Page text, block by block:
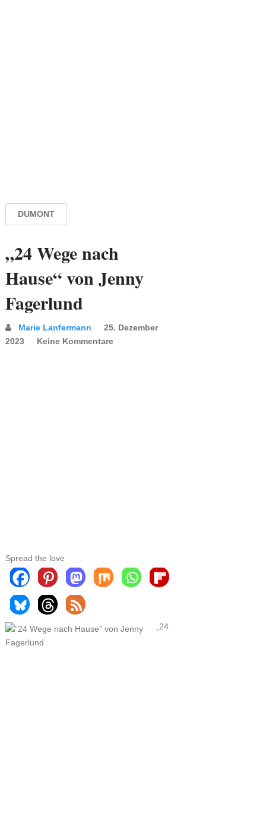
DUMONT
„24 Wege nach
Hause“ von Jenny
Fagerlund
Marie Lanfermann
25. Dezember
2023
Keine Kommentare
Spread the love
„24